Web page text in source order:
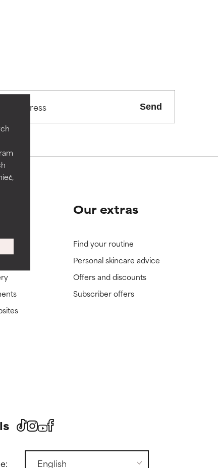
Send
Our extras
Find your routine
Personal skincare advice
Offers and discounts
Subscriber offers